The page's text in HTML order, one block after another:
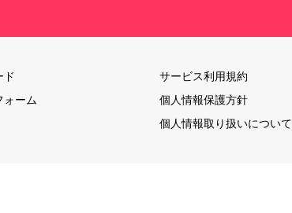
ド
ォーム
サービス利用規約
個人情報保護方針
個人情報取り扱いについて